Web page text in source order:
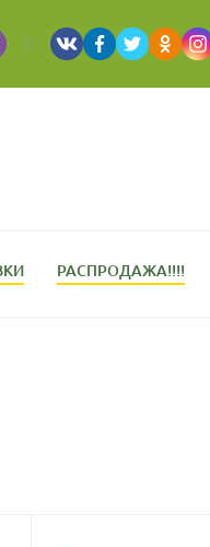
РАСПРОДАЖА!!!!